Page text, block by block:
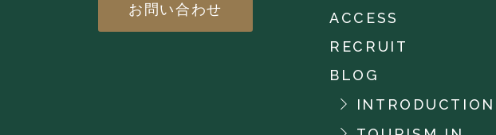
お問い合わせ
ACCESS
RECRUIT
BLOG
INTRODUCTION